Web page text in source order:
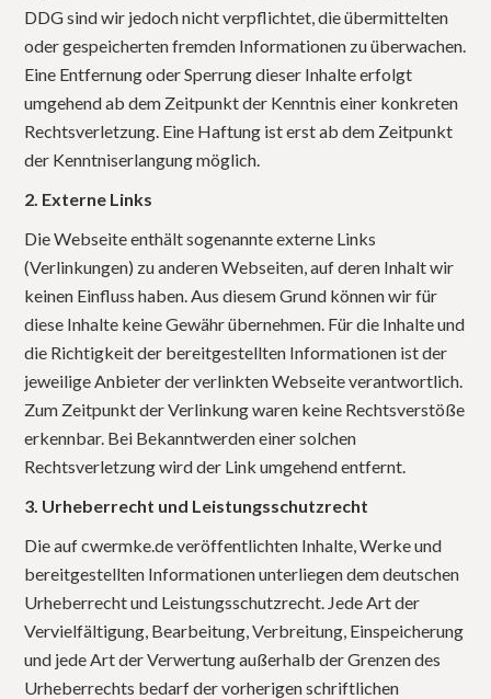
DDG sind wir jedoch nicht verpflichtet, die übermittelten
oder gespeicherten fremden Informationen zu überwachen.
Eine Entfernung oder Sperrung dieser Inhalte erfolgt
umgehend ab dem Zeitpunkt der Kenntnis einer konkreten
Rechtsverletzung. Eine Haftung ist erst ab dem Zeitpunkt
der Kenntniserlangung möglich.
2. Externe Links
Die Webseite enthält sogenannte externe Links
(Verlinkungen) zu anderen Webseiten, auf deren Inhalt wir
keinen Einfluss haben. Aus diesem Grund können wir für
diese Inhalte keine Gewähr übernehmen. Für die Inhalte und
die Richtigkeit der bereitgestellten Informationen ist der
jeweilige Anbieter der verlinkten Webseite verantwortlich.
Zum Zeitpunkt der Verlinkung waren keine Rechtsverstöße
erkennbar. Bei Bekanntwerden einer solchen
Rechtsverletzung wird der Link umgehend entfernt.
3. Urheberrecht und Leistungsschutzrecht
Die auf cwermke.de veröffentlichten Inhalte, Werke und
bereitgestellten Informationen unterliegen dem deutschen
Urheberrecht und Leistungsschutzrecht. Jede Art der
Vervielfältigung, Bearbeitung, Verbreitung, Einspeicherung
und jede Art der Verwertung außerhalb der Grenzen des
Urheberrechts bedarf der vorherigen schriftlichen